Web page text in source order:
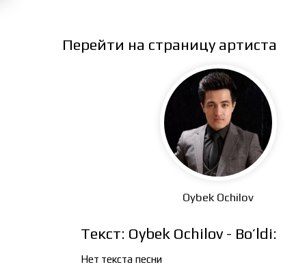
Перейти на страницу артиста
Oybek Ochilov
Текст: Oybek Ochilov - Bo’ldi:
Нет текста песни